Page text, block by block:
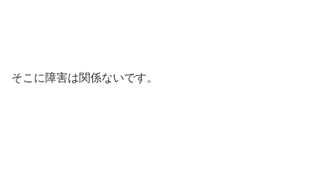
そこに障害は関係ないです。